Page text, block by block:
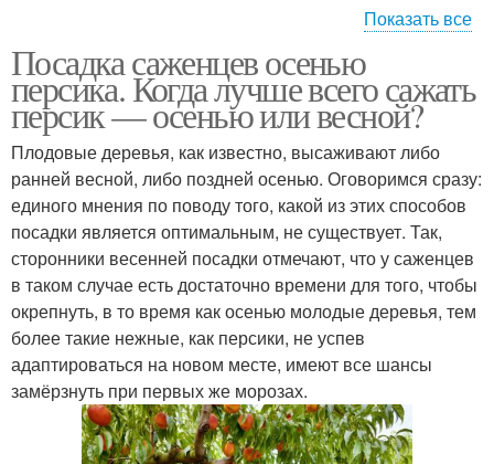
Дерева из косточки Персик от посева
Косточки до урожая Персик в грунт
Персик в открытый
грунт
Персик в средней
полосе
Персик для
подмосковья
Персики в россии
Показать все
Посадка саженцев осенью
персика. Когда лучше всего сажать
персик — осенью или весной?
Плодовые деревья, как известно, высаживают либо
ранней весной, либо поздней осенью. Оговоримся сразу:
единого мнения по поводу того, какой из этих способов
посадки является оптимальным, не существует. Так,
сторонники весенней посадки отмечают, что у саженцев
в таком случае есть достаточно времени для того, чтобы
окрепнуть, в то время как осенью молодые деревья, тем
более такие нежные, как персики, не успев
адаптироваться на новом месте, имеют все шансы
замёрзнуть при первых же морозах.